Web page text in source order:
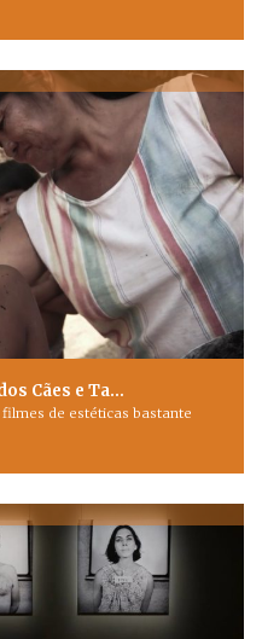
Cães e Ta…
de estéticas bastante